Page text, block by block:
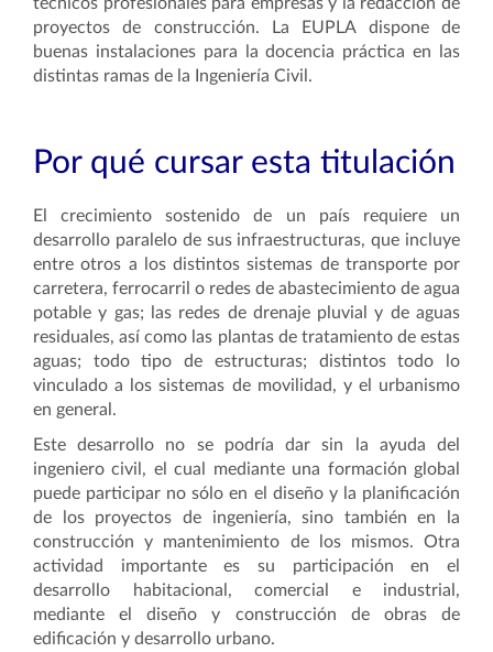
proyectos de construcción. La EUPLA dispone de
buenas instalaciones para la docencia práctica en las
distintas ramas de la Ingeniería Civil.
Por qué cursar esta titulación
El crecimiento sostenido de un país requiere un
desarrollo paralelo de sus infraestructuras, que incluye
entre otros a los distintos sistemas de transporte por
carretera, ferrocarril o redes de abastecimiento de agua
potable y gas; las redes de drenaje pluvial y de aguas
residuales, así como las plantas de tratamiento de estas
aguas; todo tipo de estructuras; distintos todo lo
vinculado a los sistemas de movilidad, y el urbanismo
en general.
Este desarrollo no se podría dar sin la ayuda del
ingeniero civil, el cual mediante una formación global
puede participar no sólo en el diseño y la planificación
de los proyectos de ingeniería, sino también en la
construcción y mantenimiento de los mismos. Otra
actividad importante es su participación en el
desarrollo habitacional, comercial e industrial,
mediante el diseño y construcción de obras de
edificación y desarrollo urbano.